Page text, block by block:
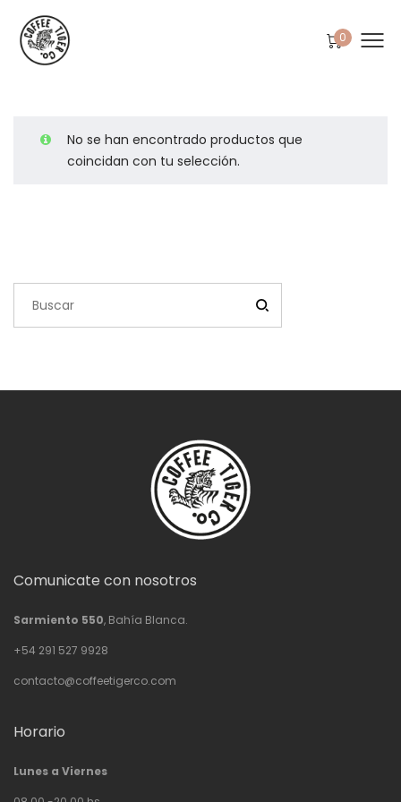
0
No se han encontrado productos que
coincidan con tu selección.
Comunicate con nosotros
Sarmiento 550, Bahía Blanca.
+54 291 527 9928
contacto@coffeetigerco.com
Horario
Lunes a Viernes